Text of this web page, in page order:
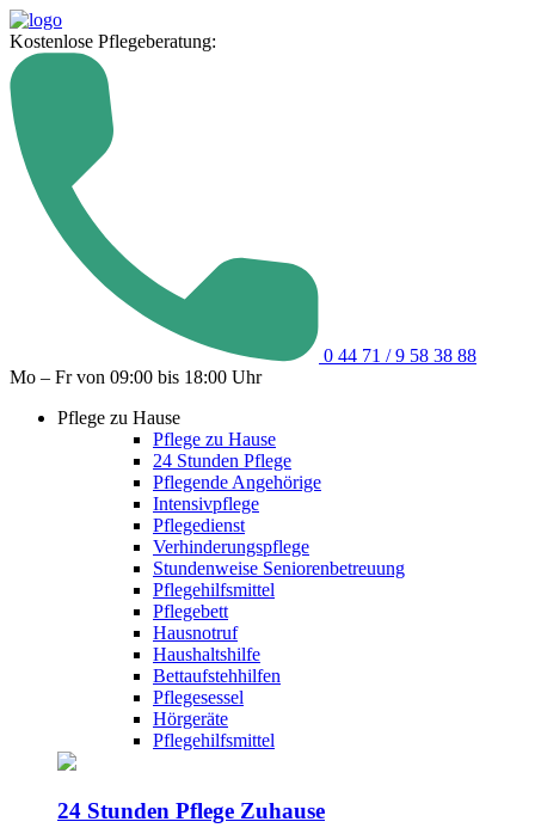
Kostenlose Pflegeberatung:
0 44 71 / 9 58 38 88
Mo – Fr von 09:00 bis 18:00 Uhr
Pflege zu Hause
Pflege zu Hause
24 Stunden Pflege
Pflegende Angehörige
Intensivpflege
Pflegedienst
Verhinderungspflege
Stundenweise Seniorenbetreuung
Pflegehilfsmittel
Pflegebett
Hausnotruf
Haushaltshilfe
Bettaufstehhilfen
Pflegesessel
Hörgeräte
Pflegehilfsmittel
24 Stunden Pflege Zuhause